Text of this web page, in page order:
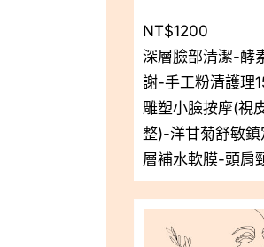
NT$1200
深層臉部清潔-酵
謝-手工粉清護理
雕塑小臉按摩(視
整)-洋甘菊舒敏
層補水軟膜-頭肩